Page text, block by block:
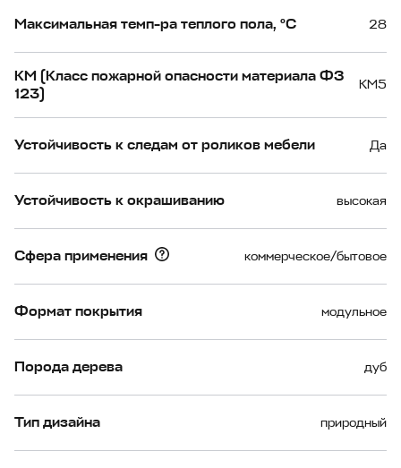
Максимальная темп-ра теплого пола, °С 28
КМ (Класс пожарной опасности материала ФЗ
123)
КМ5
Устойчивость к следам от роликов мебели Да
Устойчивость к окрашиванию высокая
Сфера применения коммерческое/бытовое
Формат покрытия модульное
Порода дерева дуб
Тип дизайна природный